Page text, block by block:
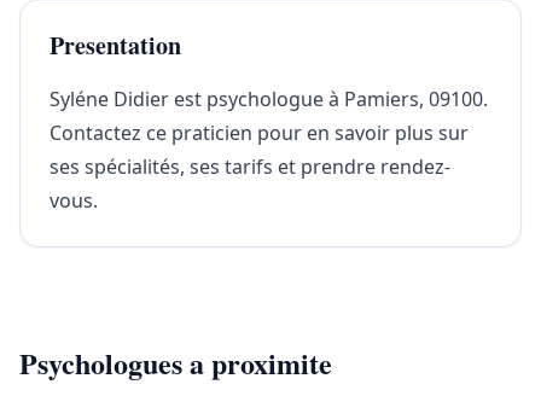
Presentation
Syléne Didier est psychologue à Pamiers, 09100.
Contactez ce praticien pour en savoir plus sur
ses spécialités, ses tarifs et prendre rendez-
vous.
Psychologues a proximite